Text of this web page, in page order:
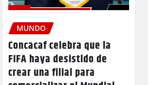
MUNDO
Concacaf celebra que la
FIFA haya desistido de
crear una filial para